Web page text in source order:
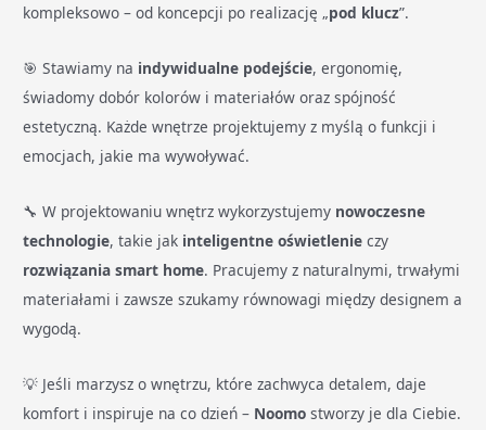
kompleksowo – od koncepcji po realizację „pod klucz”.
🎯 Stawiamy na indywidualne podejście, ergonomię,
świadomy dobór kolorów i materiałów oraz spójność
estetyczną. Każde wnętrze projektujemy z myślą o funkcji i
emocjach, jakie ma wywoływać.
🔧 W projektowaniu wnętrz wykorzystujemy nowoczesne
technologie, takie jak inteligentne oświetlenie czy
rozwiązania smart home. Pracujemy z naturalnymi, trwałymi
materiałami i zawsze szukamy równowagi między designem a
wygodą.
💡 Jeśli marzysz o wnętrzu, które zachwyca detalem, daje
komfort i inspiruje na co dzień – Noomo stworzy je dla Ciebie.